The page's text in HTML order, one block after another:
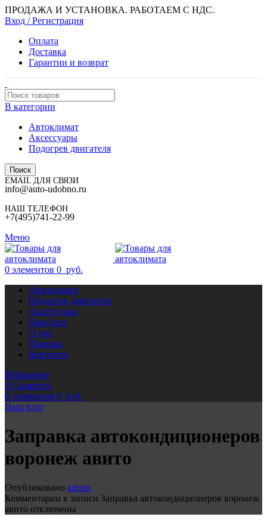
ПРОДАЖА И УСТАНОВКА. РАБОТАЕМ С НДС.
Вход / Регистрация
Оплата
Доставка
Гарантии и возврат
В категории
Автоклимат
Аксессуары
Подогрев двигателя
Поиск
EMAIL ДЛЯ СВЯЗИ
info@auto-udobno.ru
НАШ ТЕЛЕФОН
+7(495)741-22-99
Меню
0 элементов 0 руб.
Автоклимат
Подогрев двигателя
Аксессуары
Наш блог
О нас
Помощь
Контакты
Избранное
0 Сравнить
0 элементов 0 руб.
Наш блог
Заправка автокондиционеров
воронеж авито
Опубликовано admin
Комментарии к записи Заправка автокондиционеров воронеж
авито отключены